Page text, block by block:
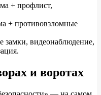
+ профлист,
+ противовзломные
замки, видеонаблюдение,
и воротах